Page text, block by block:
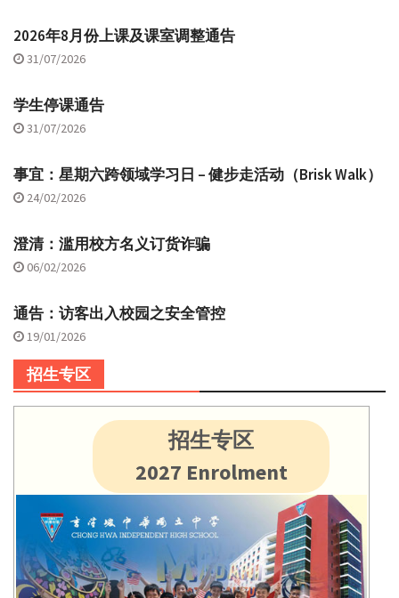
2026年8月份上课及课室调整通告
31/07/2026
学生停课通告
31/07/2026
事宜：星期六跨领域学习日 – 健步走活动（Brisk Walk）
24/02/2026
澄清：滥用校方名义订货诈骗
06/02/2026
通告：访客出入校园之安全管控
19/01/2026
招生专区
招生专区
2027 Enrolment